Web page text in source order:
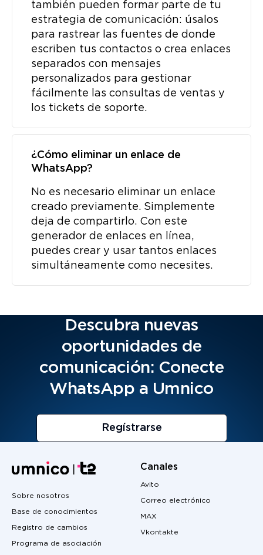
también pueden formar parte de tu
estrategia de comunicación: úsalos
para rastrear las fuentes de donde
escriben tus contactos o crea enlaces
separados con mensajes
personalizados para gestionar
fácilmente las consultas de ventas y
los tickets de soporte.
¿Cómo eliminar un enlace de
WhatsApp?
No es necesario eliminar un enlace
creado previamente. Simplemente
deja de compartirlo. Con este
generador de enlaces en línea,
puedes crear y usar tantos enlaces
simultáneamente como necesites.
Descubra nuevas
oportunidades de
comunicación: Conecte
WhatsApp a Umnico
Regístrarse
Sobre nosotros
Base de conocimientos
Registro de cambios
Programa de asociación
Canales
Avito
Correo electrónico
MAX
Vkontakte